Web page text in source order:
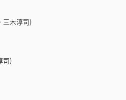
木淳司)
司)